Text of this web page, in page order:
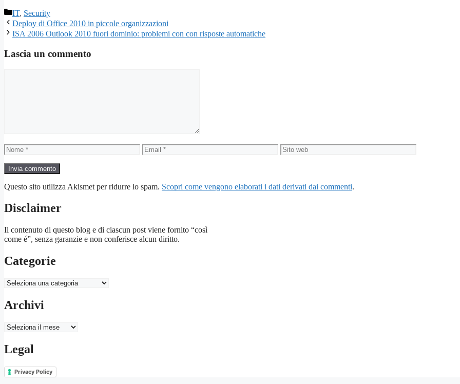
Categorie
IT, Security
Deploy di Office 2010 in piccole organizzazioni
ISA 2006 Outlook 2010 fuori dominio: problemi con con risposte automatiche
Lascia un commento
Nome Email
Sito
web
Questo sito utilizza Akismet per ridurre lo spam. Scopri come vengono elaborati i dati derivati dai commenti.
Disclaimer
Il contenuto di questo blog e di ciascun post viene fornito “così
come é”, senza garanzie e non conferisce alcun diritto.
Categorie
Categorie
Archivi
Archivi
Legal
Privacy Policy